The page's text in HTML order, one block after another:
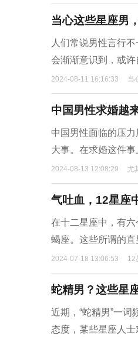
当心这些星座男
人们常说男性言行
会渐渐意识到，或
2024-08-11 16:16:33 当
中国男性求婚越
中国男性面临的压
大事。在求婚这件
2024-08-13 12:08:29 尤
气吐血，12星座
在十二星座中，有
蝎座。这些所谓的
2024-07-18 13:06:53 12
蛇精男？这些星
近期，“蛇精男”一
态度，某些星座人